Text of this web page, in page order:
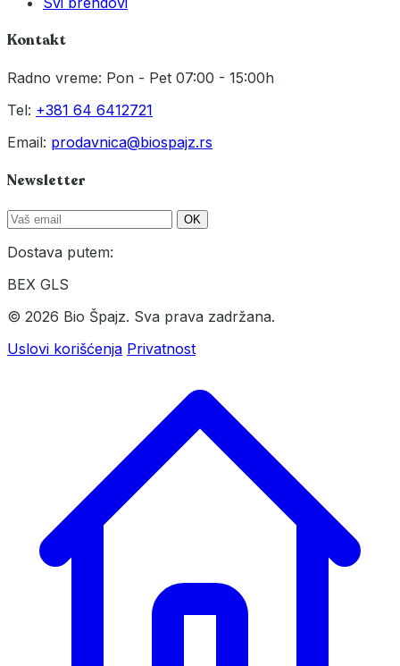
Kontakt
Radno vreme: Pon - Pet 07:00 - 15:00h
Tel: +381 64 6412721
Email: prodavnica@biospajz.rs
Newsletter
OK
Dostava putem:
BEX GLS
© 2026 Bio Špajz. Sva prava zadržana.
Uslovi korišćenja Privatnost